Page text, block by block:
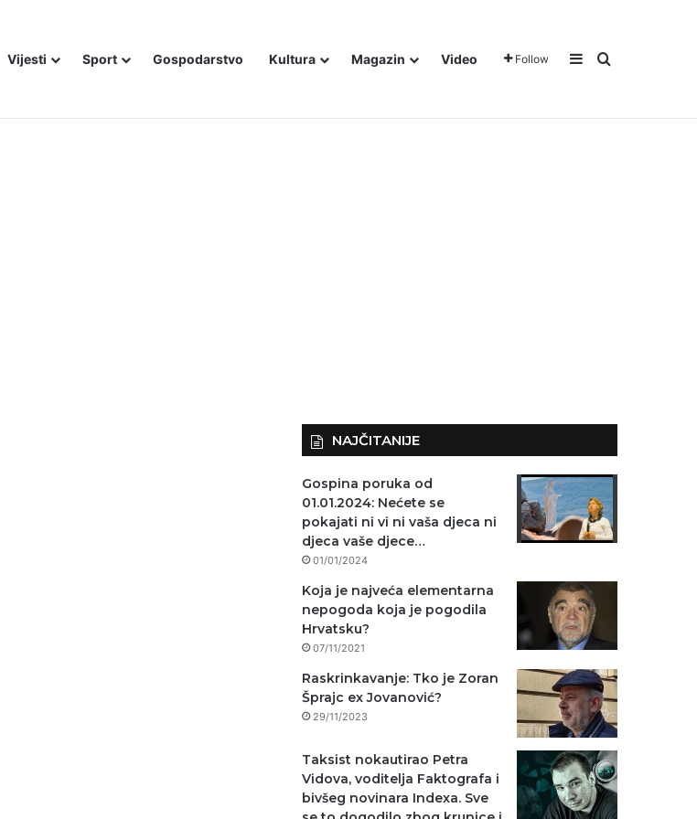
Vijesti Sport Gospodarstvo Kultura Magazin Video Follow Sidebar
Traži
NAJČITANIJE
Gospina poruka od
01.01.2024: Nećete se
pokajati ni vi ni vaša djeca ni
djeca vaše djece…
01/01/2024
Koja je najveća elementarna
nepogoda koja je pogodila
Hrvatsku?
07/11/2021
Raskrinkavanje: Tko je Zoran
Šprajc ex Jovanović?
29/11/2023
Taksist nokautirao Petra
Vidova, voditelja Faktografa i
bivšeg novinara Indexa. Sve